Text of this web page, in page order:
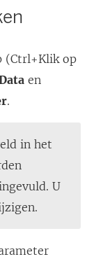
(Ctrl+Klik op
en
.
in het
U